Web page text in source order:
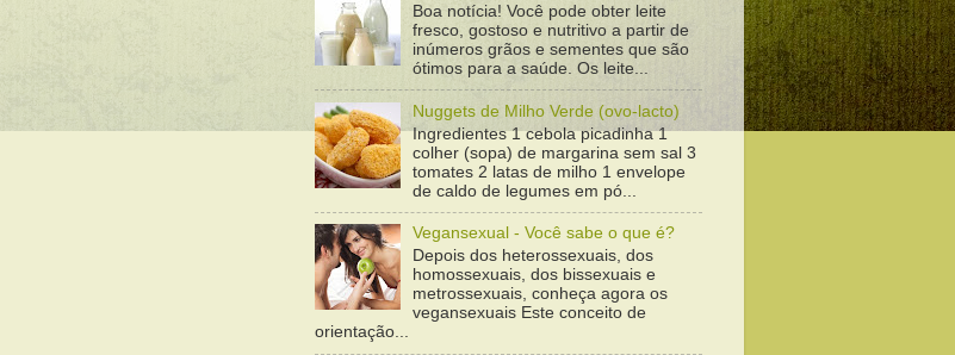
Boa notícia! Você pode obter leite
fresco, gostoso e nutritivo a partir de
inúmeros grãos e sementes que são
ótimos para a saúde. Os leite...
Nuggets de Milho Verde (ovo-lacto)
Ingredientes 1 cebola picadinha 1
colher (sopa) de margarina sem sal 3
tomates 2 latas de milho 1 envelope
de caldo de legumes em pó...
Vegansexual - Você sabe o que é?
Depois dos heterossexuais, dos
homossexuais, dos bissexuais e
metrossexuais, conheça agora os
vegansexuais Este conceito de
orientação...